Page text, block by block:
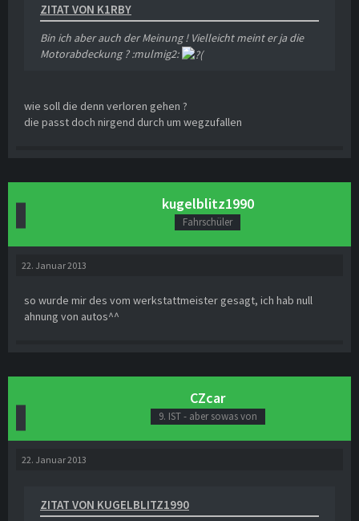
ZITAT VON K1RBY
Bin ich aber auch der Meinung ! Vielleicht meint er ja die
Motorabdeckung ? :mulmig2:
wie soll die denn verloren gehen ?
die passt doch nirgend durch um wegzufallen
kugelblitz1990
Fahrschüler
22. Januar 2013
so wurde mir des vom werkstattmeister gesagt, ich hab null
ahnung von autos^^
CZcar
9. IST - aber sowas von
22. Januar 2013
ZITAT VON KUGELBLITZ1990